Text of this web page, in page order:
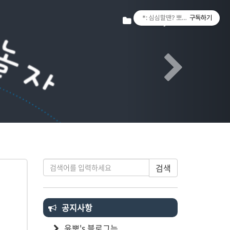
Tistory
Next
검색
공지사항
*: 심심할땐? 뽀랑놀자! :*
구독하기